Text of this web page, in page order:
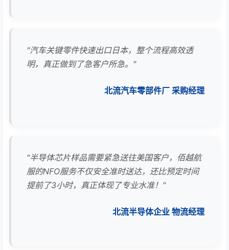
"汽车关键零件快速出口日本，整个流程高效透
明，真正做到了急客户所急。"
北流汽车零部件厂 采购经理
"半导体芯片样品需要紧急送往美国客户，佰越航
服的NFO服务不仅安全准时送达，还比预定时间
提前了3小时，真正体现了专业水准！"
北流半导体企业 物流经理